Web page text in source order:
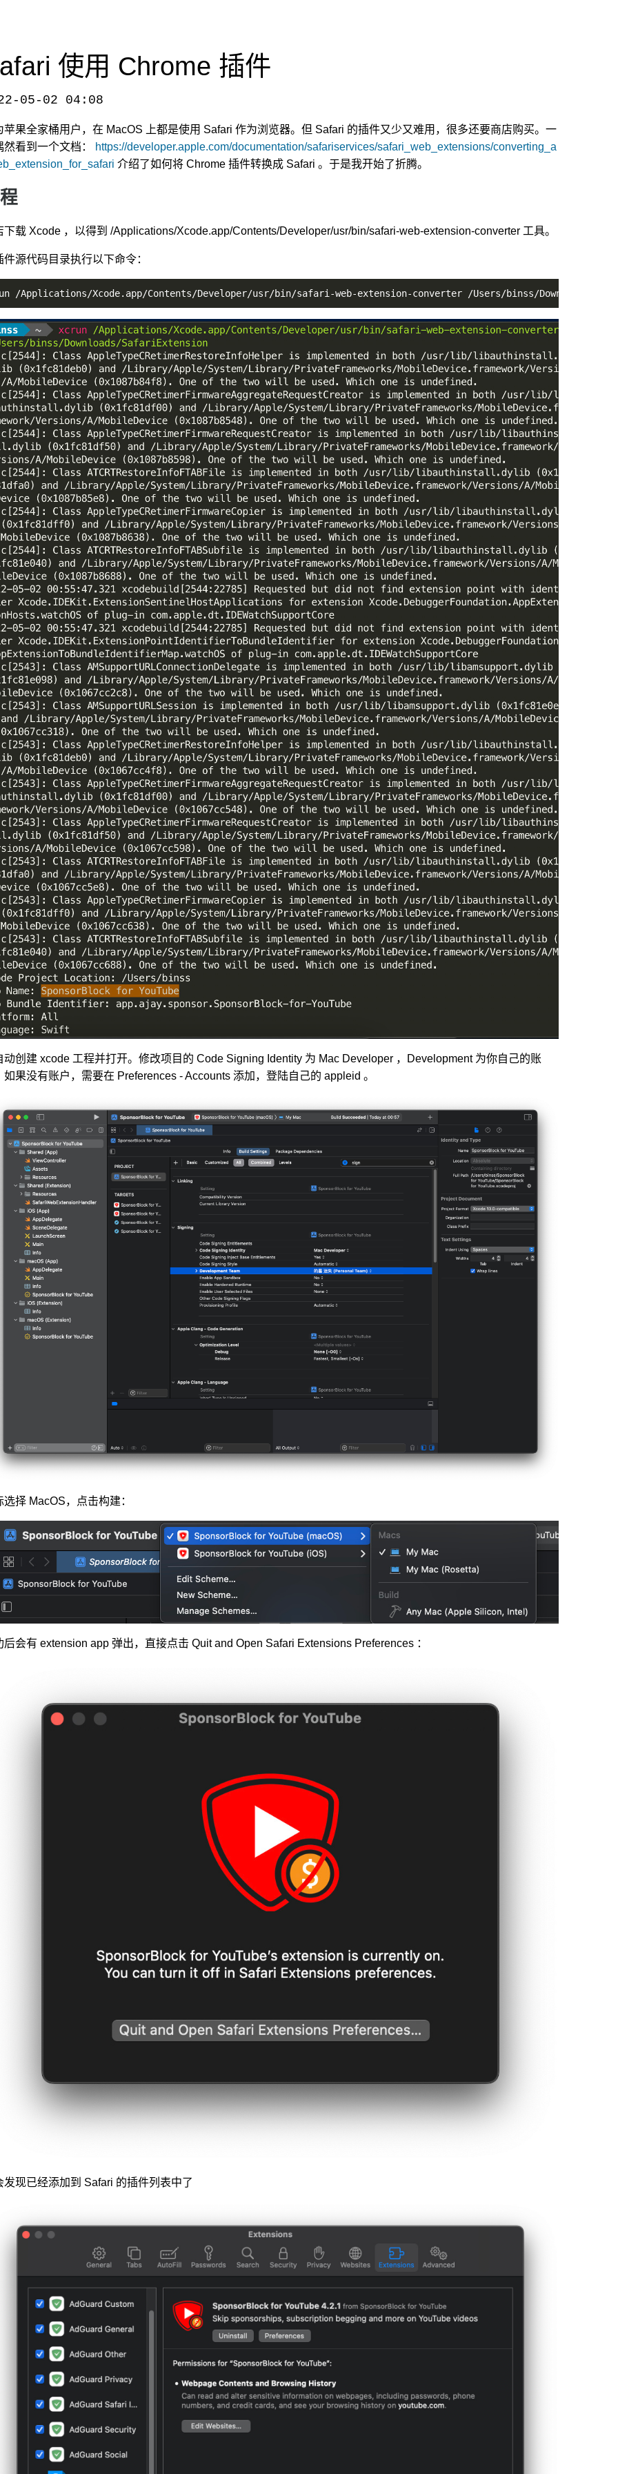
使用 Chrome 插件
05-02 04:08
苹果全家桶用户，在 MacOS 上都是使用 Safari 作为浏览器。但 Safari 的插件又少又难用，很多还要商店购买。一
然看到一个文档：
https://developer.apple.com/documentation/safariservices/safari_web_extensions/converting_a
介绍了如何将 Chrome 插件转换成 Safari 。于是我开始了折腾。
下载 Xcode ，以得到 /Applications/Xcode.app/Contents/Developer/usr/bin/safari-web-extension-converter 工具。
件源代码目录执行以下命令：
/Applications/Xcode.app/Contents/Developer/usr/bin/safari-web-extension-converter /Users/binss/Downloads/
动创建 xcode 工程并打开。修改项目的 Code Signing Identity 为 Mac Developer ，Development 为你自己的账
如果没有账户，需要在 Preferences - Accounts 添加，登陆自己的 appleid 。
选择 MacOS，点击构建：
后会有 extension app 弹出，直接点击 Quit and Open Safari Extensions Preferences ：
发现已经添加到 Safari 的插件列表中了